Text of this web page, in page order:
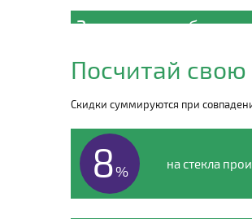
Закажите лобовое
по телефону
8 (495) 135-00-54
Посчитай свою
Скидки суммируются при
8% на стекла